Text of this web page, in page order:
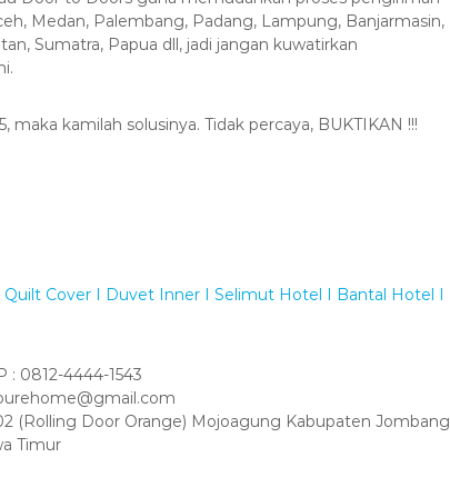
Medan, Palembang, Padang, Lampung, Banjarmasin,
Sumatra, Papua dll, jadi jangan kuwatirkan
kamilah solusinya. Tidak percaya, BUKTIKAN !!!
Cover I Duvet Inner I Selimut Hotel I Bantal Hotel I
: 0812-4444-1543
(Rolling Door Orange) Mojoagung Kabupaten Jombang
Timur